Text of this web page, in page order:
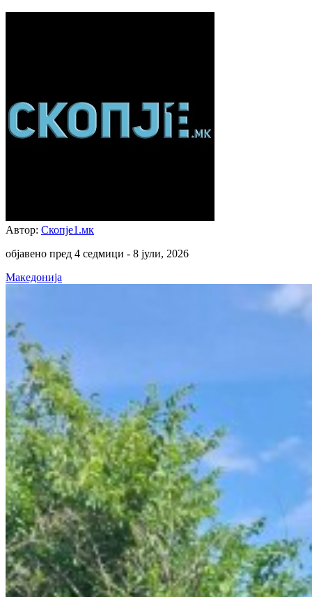
Автор: Скопје1.мк
објавено пред 4 седмици - 8 јули, 2026
Македонија